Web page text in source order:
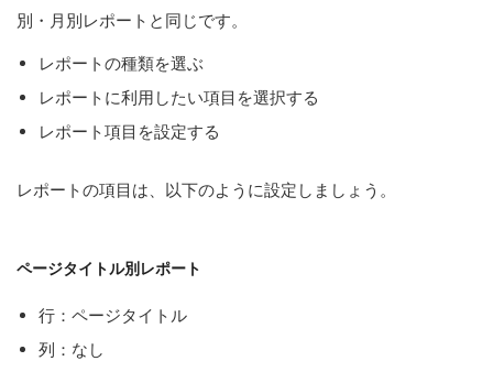
別・月別レポートと同じです。
レポートの種類を選ぶ
レポートに利用したい項目を選択する
レポート項目を設定する
レポートの項目は、以下のように設定しましょう。
ページタイトル別レポート
行：ページタイトル
列：なし